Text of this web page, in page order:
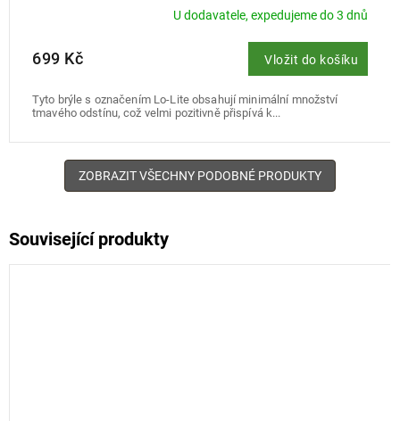
U dodavatele, expedujeme do 3 dnů
699 Kč Vložit do košíku
Tyto brýle s označením Lo-Lite obsahují minimální množství
tmavého odstínu, což velmi pozitivně přispívá k...
ZOBRAZIT VŠECHNY PODOBNÉ PRODUKTY
Související produkty